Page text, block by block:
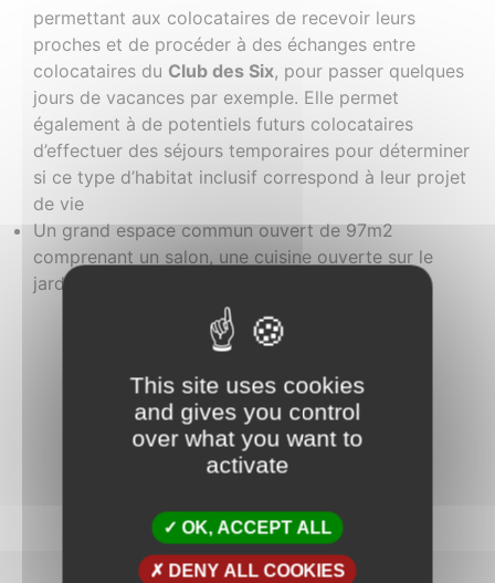
permettant aux colocataires de recevoir leurs
proches et de procéder à des échanges entre
colocataires du Club des Six, pour passer quelques
jours de vacances par exemple. Elle permet
également à de potentiels futurs colocataires
d’effectuer des séjours temporaires pour déterminer
si ce type d’habitat inclusif correspond à leur projet
de vie
Un grand espace commun ouvert de 97m2
comprenant un salon, une cuisine ouverte sur le
jardin, une buanderie et un coin médiathèque
This site uses cookies
and gives you control
over what you want to
activate
OK, ACCEPT ALL
DENY ALL COOKIES